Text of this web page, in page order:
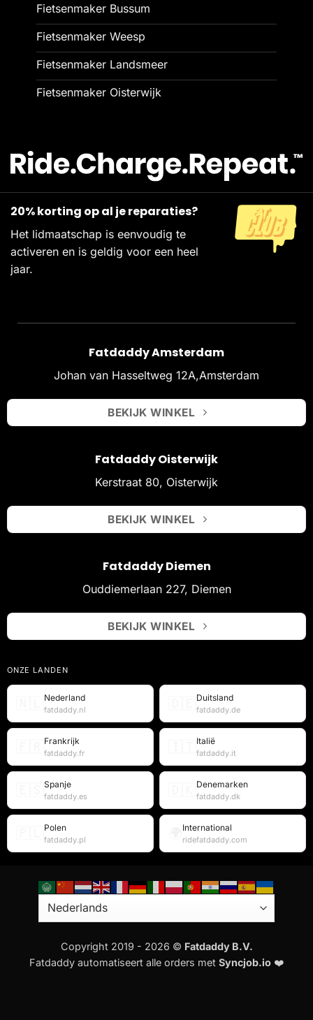
Fietsenmaker Bussum
Fietsenmaker Weesp
Fietsenmaker Landsmeer
Fietsenmaker Oisterwijk
20% korting op al je reparaties?
Het lidmaatschap is eenvoudig te
activeren en is geldig voor een heel
jaar.
Fatdaddy Amsterdam
Johan van Hasseltweg 12A,Amsterdam
BEKIJK WINKEL
Fatdaddy Oisterwijk
Kerstraat 80, Oisterwijk
BEKIJK WINKEL
Fatdaddy Diemen
Ouddiemerlaan 227, Diemen
BEKIJK WINKEL
ONZE LANDEN
Nederland
fatdaddy.nl
Duitsland
fatdaddy.de
Frankrijk
fatdaddy.fr
Italië
fatdaddy.it
Spanje
fatdaddy.es
Denemarken
fatdaddy.dk
Polen
fatdaddy.pl
International
ridefatdaddy.com
Copyright 2019 - 2026 © Fatdaddy B.V.
Fatdaddy automatiseert alle orders met Syncjob.io ❤️